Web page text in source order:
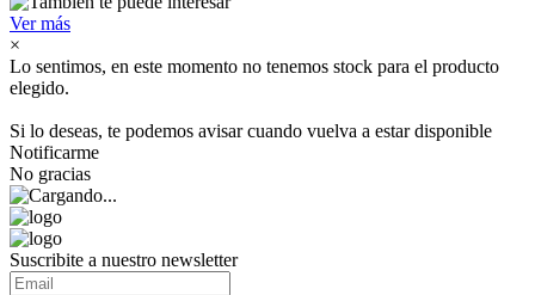
Ver más
×
Lo sentimos, en este momento no tenemos stock para el producto
elegido.
Si lo deseas, te podemos avisar cuando vuelva a estar disponible
Notificarme
No gracias
Suscribite a nuestro newsletter